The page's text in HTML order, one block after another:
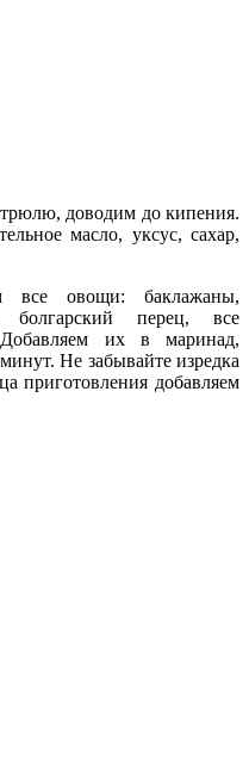
доводим до кипения.
масло, уксус, сахар,
все овощи: баклажаны,
болгарский перец, все
Добавляем их в маринад,
Не забывайте изредка
приготовления добавляем